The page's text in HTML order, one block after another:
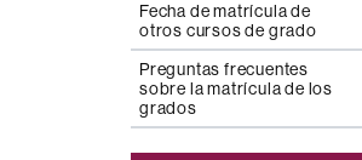
Fecha de matrícula de
otros cursos de grado
Preguntas frecuentes
sobre la matrícula de los
grados